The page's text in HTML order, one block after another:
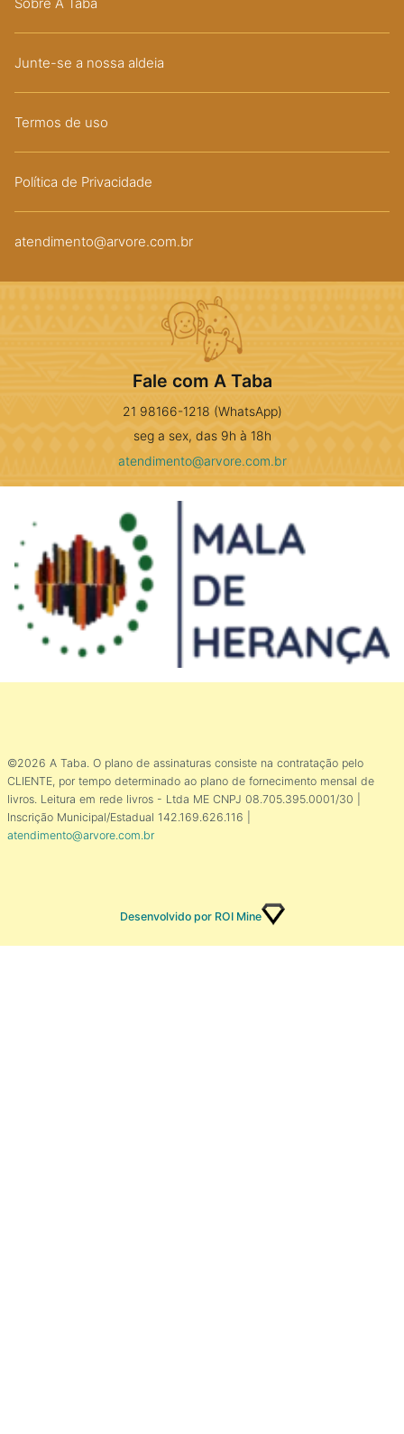
Sobre A Taba
Junte-se a nossa aldeia
Termos de uso
Política de Privacidade
atendimento@arvore.com.br
Fale com A Taba
21 98166-1218 (WhatsApp)
seg a sex, das 9h à 18h
atendimento@arvore.com.br
©2026 A Taba. O plano de assinaturas consiste na contratação pelo
CLIENTE, por tempo determinado ao plano de fornecimento mensal de
livros. Leitura em rede livros - Ltda ME CNPJ 08.705.395.0001/30 |
Inscrição Municipal/Estadual 142.169.626.116 |
atendimento@arvore.com.br
Desenvolvido por ROI Mine